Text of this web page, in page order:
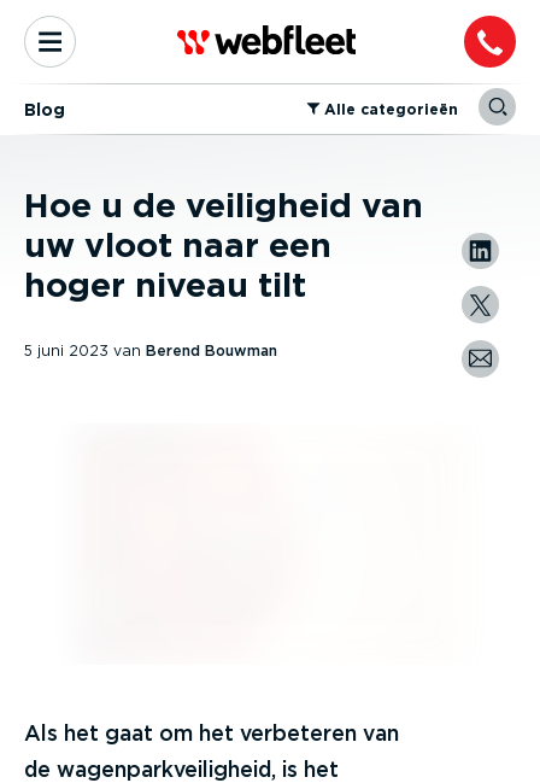
Blog ⁠Alle categorieën
Hoe u de veiligheid van
uw vloot naar een
hoger niveau tilt
5 juni 2023 van Berend Bouwman
Als het gaat om het verbeteren van
de wagenparkveiligheid, is het